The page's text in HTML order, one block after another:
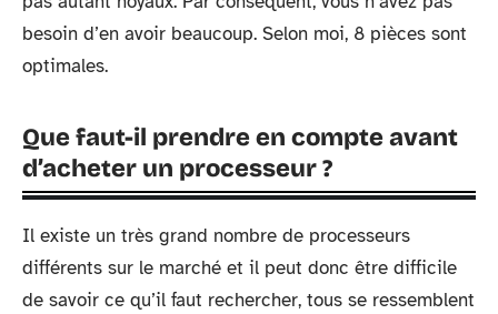
besoin d’en avoir beaucoup. Selon moi, 8 pièces sont
optimales.
Que faut-il prendre en compte avant
d’acheter un processeur ?
Il existe un très grand nombre de processeurs
différents sur le marché et il peut donc être difficile
de savoir ce qu’il faut rechercher, tous se ressemblent